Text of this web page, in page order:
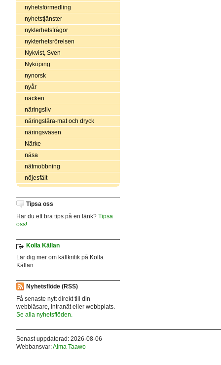
nyhetsförmedling
nyhetstjänster
nykterhetsfrågor
nykterhetsrörelsen
Nykvist, Sven
Nyköping
nynorsk
nyår
näcken
näringsliv
näringslära-mat och dryck
näringsväsen
Närke
näsa
nätmobbning
nöjesfält
Tipsa oss
Har du ett bra tips på en länk? Tipsa
oss!
Kolla Källan
Lär dig mer om källkritik på Kolla
Källan
Nyhetsflöde (RSS)
Få senaste nytt direkt till din
webbläsare, intranät eller webbplats.
Se alla nyhetsflöden.
Senast uppdaterad: 2026-08-06
Webbansvar:Alma Taawo